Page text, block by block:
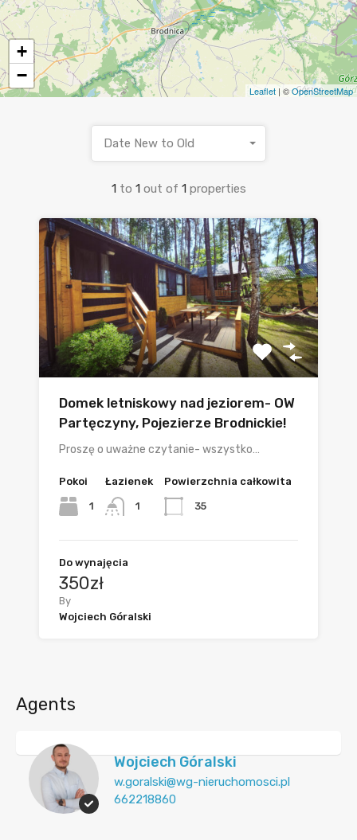
+
−
Leaflet | ©OpenStreetMap
1 to 1 out of 1 properties
Date New to Old
Domek letniskowy nad jeziorem- OW
Partęczyny, Pojezierze Brodnickie!
Proszę o uważne czytanie- wszystko…
Pokoi
1
Łazienek
1
Powierzchnia całkowita
35
Do wynajęcia
350zł
By
Wojciech Góralski
Agents
Wojciech Góralski
w.goralski@wg-nieruchomosci.pl
662218860